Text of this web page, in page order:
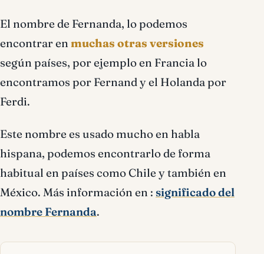
El nombre de Fernanda, lo podemos
encontrar en muchas otras versiones
según países, por ejemplo en Francia lo
encontramos por Fernand y el Holanda por
Ferdi.
Este nombre es usado mucho en habla
hispana, podemos encontrarlo de forma
habitual en países como Chile y también en
México. Más información en : significado del
nombre Fernanda.